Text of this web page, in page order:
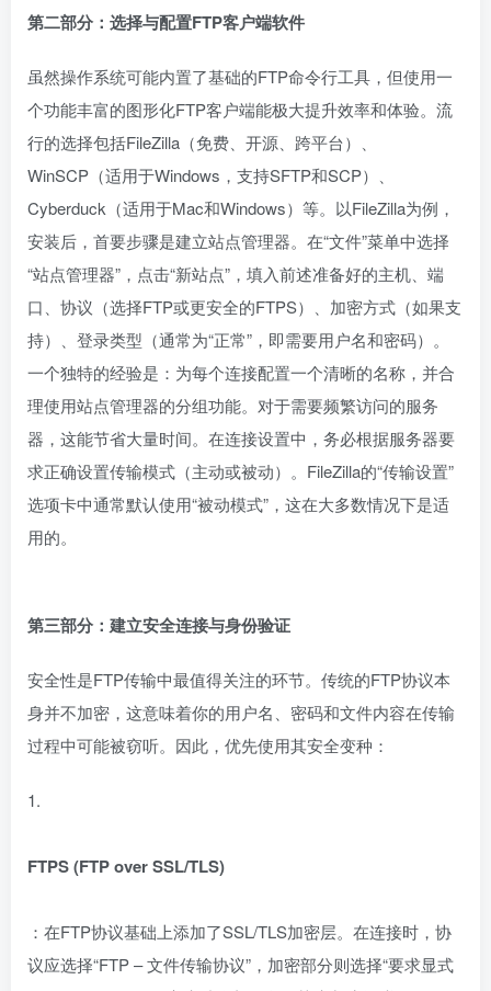
第二部分：选择与配置FTP客户端软件
虽然操作系统可能内置了基础的FTP命令行工具，但使用一
个功能丰富的图形化FTP客户端能极大提升效率和体验。流
行的选择包括FileZilla（免费、开源、跨平台）、
WinSCP（适用于Windows，支持SFTP和SCP）、
Cyberduck（适用于Mac和Windows）等。以FileZilla为例，
安装后，首要步骤是建立站点管理器。在“文件”菜单中选择
“站点管理器”，点击“新站点”，填入前述准备好的主机、端
口、协议（选择FTP或更安全的FTPS）、加密方式（如果支
持）、登录类型（通常为“正常”，即需要用户名和密码）。
一个独特的经验是：为每个连接配置一个清晰的名称，并合
理使用站点管理器的分组功能。对于需要频繁访问的服务
器，这能节省大量时间。在连接设置中，务必根据服务器要
求正确设置传输模式（主动或被动）。FileZilla的“传输设置”
选项卡中通常默认使用“被动模式”，这在大多数情况下是适
用的。
第三部分：建立安全连接与身份验证
安全性是FTP传输中最值得关注的环节。传统的FTP协议本
身并不加密，这意味着你的用户名、密码和文件内容在传输
过程中可能被窃听。因此，优先使用其安全变种：
1.
FTPS (FTP over SSL/TLS)
：在FTP协议基础上添加了SSL/TLS加密层。在连接时，协
议应选择“FTP – 文件传输协议”，加密部分则选择“要求显式